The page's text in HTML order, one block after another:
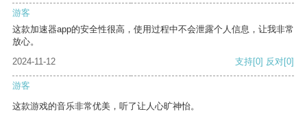
游客
这款加速器app的安全性很高，使用过程中不会泄露个人信息，让我非常
放心。
2024-11-12
支持[0] 反对[0]
游客
这款游戏的音乐非常优美，听了让人心旷神怡。